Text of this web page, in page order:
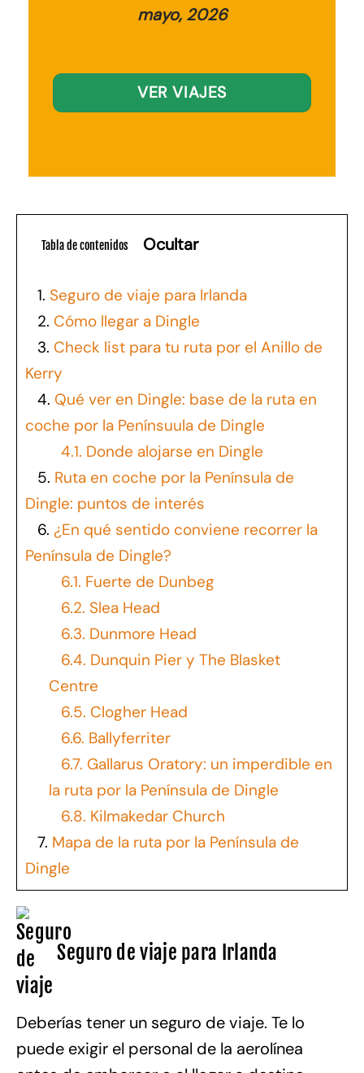
mayo, 2026
VER VIAJES
Tabla de contenidos Ocultar
1. Seguro de viaje para Irlanda
2. Cómo llegar a Dingle
3. Check list para tu ruta por el Anillo de
Kerry
4. Qué ver en Dingle: base de la ruta en
coche por la Penínsuula de Dingle
4.1. Donde alojarse en Dingle
5. Ruta en coche por la Península de
Dingle: puntos de interés
6. ¿En qué sentido conviene recorrer la
Península de Dingle?
6.1. Fuerte de Dunbeg
6.2. Slea Head
6.3. Dunmore Head
6.4. Dunquin Pier y The Blasket
Centre
6.5. Clogher Head
6.6. Ballyferriter
6.7. Gallarus Oratory: un imperdible en
la ruta por la Península de Dingle
6.8. Kilmakedar Church
7. Mapa de la ruta por la Península de
Dingle
Seguro de viaje para Irlanda
Deberías tener un seguro de viaje. Te lo
puede exigir el personal de la aerolínea